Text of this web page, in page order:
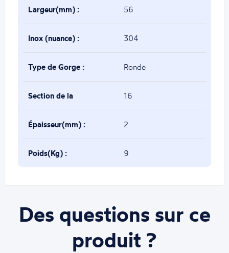
Largeur(mm) : 56
Inox (nuance) : 304
Type de Gorge : Ronde
Section de la
gorge(mm) :
16
Épaisseur(mm) : 2
Poids(Kg) : 9
Des questions sur ce
produit ?